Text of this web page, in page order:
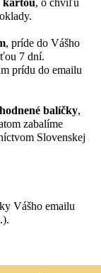
kartou, o chvíľu
, príde do Vášho
7 dní.
prídu do emailu
balíčky,
zabalíme
Slovenskej
Vášho emailu